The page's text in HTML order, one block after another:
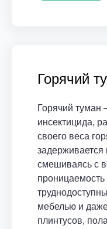
Горячий
Горячий туман
инсектицида,
своего веса
смешиваясь с
проницаемость
мебелью и
плинтусов,